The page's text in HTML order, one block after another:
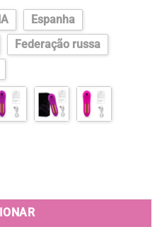
Espanha
Federação russa
Explore Novas Sensações de